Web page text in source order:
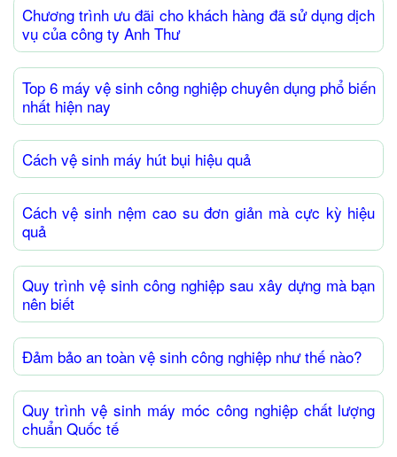
Chương trình ưu đãi cho khách hàng đã sử dụng dịch
vụ của công ty Anh Thư
Top 6 máy vệ sinh công nghiệp chuyên dụng phổ biến
nhất hiện nay
Cách vệ sinh máy hút bụi hiệu quả
Cách vệ sinh nệm cao su đơn giản mà cực kỳ hiệu
quả
Quy trình vệ sinh công nghiệp sau xây dựng mà bạn
nên biết
Đảm bảo an toàn vệ sinh công nghiệp như thế nào?
Quy trình vệ sinh máy móc công nghiệp chất lượng
chuẩn Quốc tế